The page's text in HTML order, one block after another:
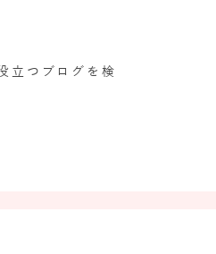
立つブログを検